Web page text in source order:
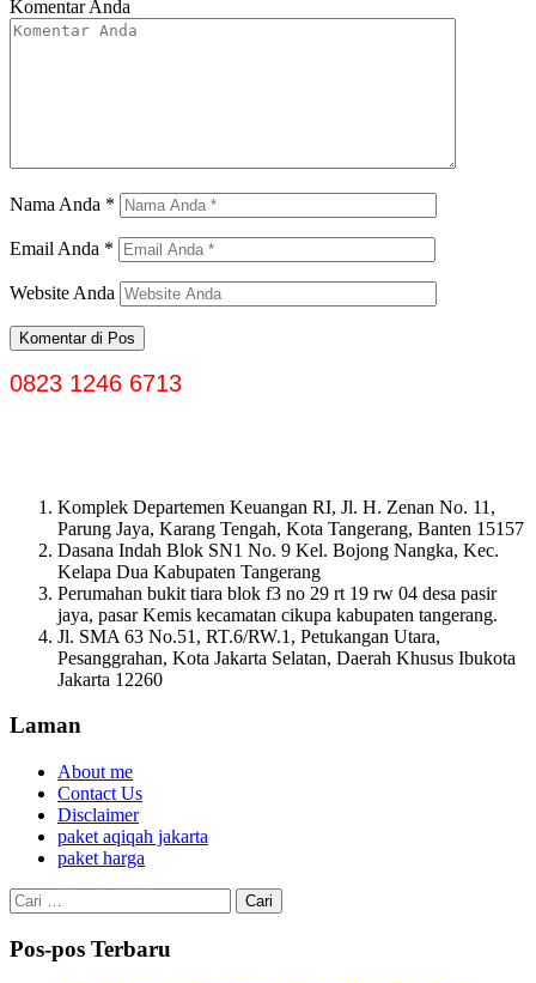
Komentar Anda
Nama Anda *
Email Anda *
Website Anda
0823 1246 6713
Komplek Departemen Keuangan RI, Jl. H. Zenan No. 11,
Parung Jaya, Karang Tengah, Kota Tangerang, Banten 15157
Dasana Indah Blok SN1 No. 9 Kel. Bojong Nangka, Kec.
Kelapa Dua Kabupaten Tangerang
Perumahan bukit tiara blok f3 no 29 rt 19 rw 04 desa pasir
jaya, pasar Kemis kecamatan cikupa kabupaten tangerang.
Jl. SMA 63 No.51, RT.6/RW.1, Petukangan Utara,
Pesanggrahan, Kota Jakarta Selatan, Daerah Khusus Ibukota
Jakarta 12260
Laman
About me
Contact Us
Disclaimer
paket aqiqah jakarta
paket harga
Cari
untuk:
Pos-pos Terbaru